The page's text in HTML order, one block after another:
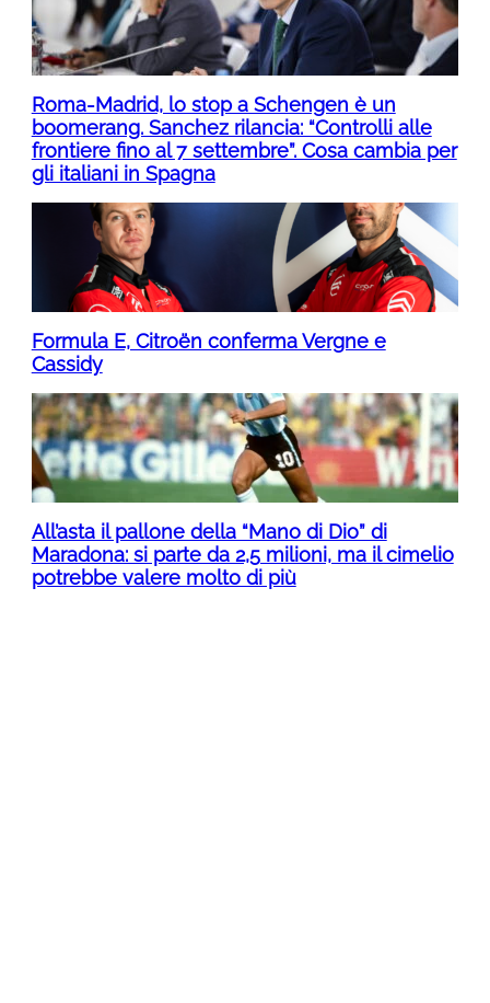
Roma-Madrid, lo stop a Schengen è un
boomerang. Sanchez rilancia: “Controlli alle
frontiere fino al 7 settembre”. Cosa cambia per
gli italiani in Spagna
Formula E, Citroën conferma Vergne e
Cassidy
All’asta il pallone della “Mano di Dio” di
Maradona: si parte da 2,5 milioni, ma il cimelio
potrebbe valere molto di più